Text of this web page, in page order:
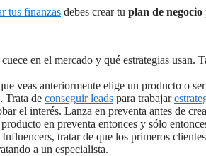
tus finanzas debes crear tu plan de negocio
en el mercado y qué estrategias
veas anteriormente elige un producto o
Trata de conseguir leads para trabajar
el interés. Lanza en preventa antes de
en preventa entonces y sólo
tratar de que los primeros
a un especialista.